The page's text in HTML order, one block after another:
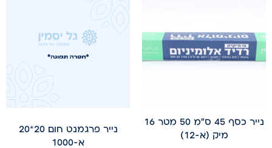
נייר כסף 45 ס"מ 50 מטר 16
מיק (א-12)
נייר פרגמנט חום 20*20
א-1000